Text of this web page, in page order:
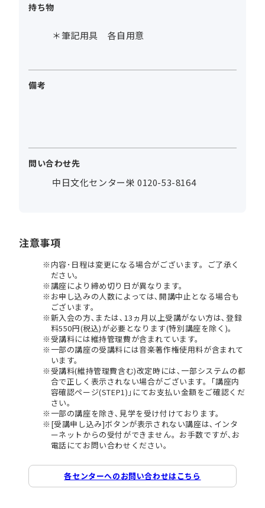
持ち物
＊筆記用具 各自用意
備考
問い合わせ先
中日文化センター栄 0120-53-8164
注意事項
内容･日程は変更になる場合がございます。ご了承く
ださい。
講座により締め切り日が異なります。
お申し込みの人数によっては､開講中止となる場合も
ございます。
新入会の方､または､13ヵ月以上受講がない方は､登録
料550円(税込)が必要となります(特別講座を除く)。
受講料には維持管理費が含まれています。
一部の講座の受講料には音楽著作権使用料が含まれて
います。
受講料(維持管理費含む)改定時には､一部システムの都
合で正しく表示されない場合がございます。｢講座内
容確認ページ(STEP1)｣にてお支払い金額をご確認くだ
さい。
一部の講座を除き､見学を受け付けております。
[受講申し込み]ボタンが表示されない講座は､インタ
ーネットからの受付ができません。お手数ですが､お
電話にてお問い合わせください。
各センターへのお問い合わせはこちら